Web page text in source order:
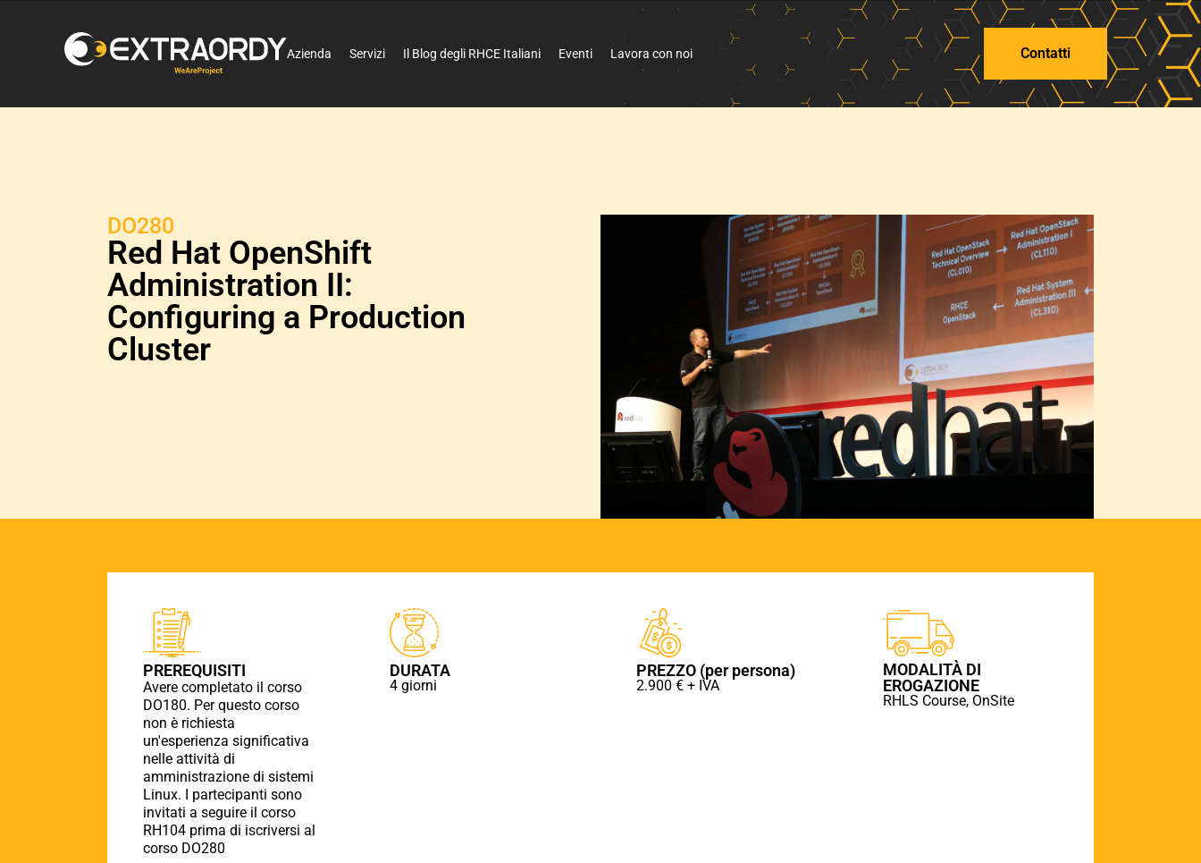
Azienda Servizi Il Blog degli RHCE Italiani Eventi Lavora con noi Contatti
DO280
Red Hat OpenShift
Administration II:
Configuring a Production
Cluster
PREREQUISITI
Avere completato il corso
DO180. Per questo corso
non è richiesta
un'esperienza significativa
nelle attività di
amministrazione di sistemi
Linux. I partecipanti sono
invitati a seguire il corso
RH104 prima di iscriversi al
corso DO280
DURATA
4 giorni
PREZZO (per persona)
2.900 € + IVA
MODALITÀ DI
EROGAZIONE
RHLS Course, OnSite